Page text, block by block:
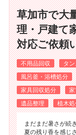
草加市で大
理・戸建て
対応ご依頼
不用品回収 タ
風呂釜・浴槽処分
家具回収処分
遺品整理
植木
まだまだ暑さが続
夏の残り香を感じ